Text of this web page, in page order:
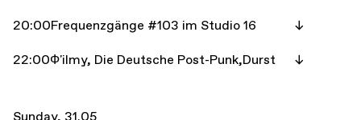
20:00Frequenzgänge #103 im Studio 16
22:00Ф'ilmy, Die Deutsche Post-Punk,Durst
Sunday, 31.05